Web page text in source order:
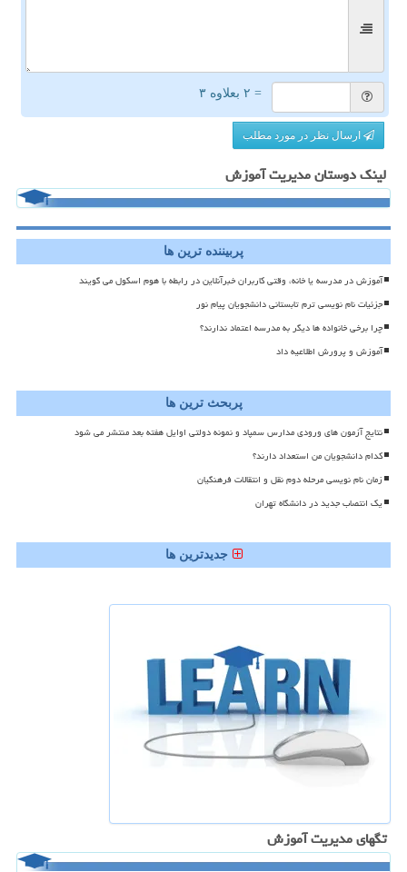
= ۲ بعلاوه ۳
ارسال نظر در مورد مطلب
لینک دوستان مدیریت آموزش
پربیننده ترین ها
آموزش در مدرسه یا خانه، وقتی کاربران خبرآنلاین در رابطه با هوم اسکول می گویند
جزئیات نام نویسی ترم تابستانی دانشجویان پیام نور
چرا برخی خانواده ها دیگر به مدرسه اعتماد ندارند؟
آموزش و پرورش اطلاعیه داد
پربحث ترین ها
نتایج آزمون های ورودی مدارس سمپاد و نمونه دولتی اوایل هفته بعد منتشر می شود
کدام دانشجویان من استعداد دارند؟
زمان نام نویسی مرحله دوم نقل و انتقالات فرهنگیان
یک انتصاب جدید در دانشگاه تهران
جدیدترین ها
تگهای مدیریت آموزش